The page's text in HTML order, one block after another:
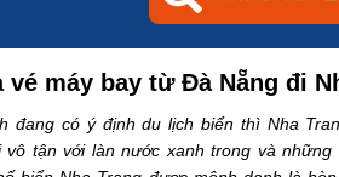
vé máy bay từ Đà Nẵng đi
đang có ý định du lịch biển thì Nha
tận với làn nước xanh trong và